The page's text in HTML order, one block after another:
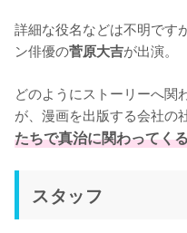
詳細な役名などは不明ですが
ン俳優の菅原大吉が出演。
どのようにストーリーへ関
が、漫画を出版する会社の
たちで真治に関わってく
スタッフ